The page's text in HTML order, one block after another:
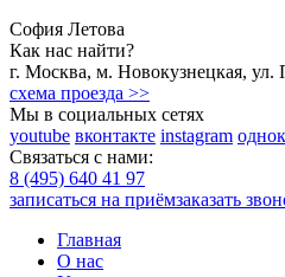
София Летова
Как нас найти?
г. Москва, м. Новокузнецкая, ул.
схема проезда >>
Мы в социальных сетях
youtube вконтакте instagram
Связаться с нами:
8 (495) 640 41 97
записаться на приёмзаказать
Главная
О нас